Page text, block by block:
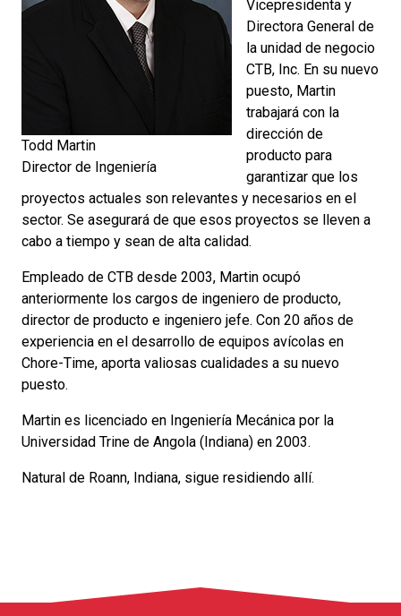
Todd Martin
Director de Ingeniería
Vicepresidenta y
Directora General de
la unidad de negocio
CTB, Inc. En su nuevo
puesto, Martin
trabajará con la
dirección de
producto para
garantizar que los
proyectos actuales son relevantes y necesarios en el
sector. Se asegurará de que esos proyectos se lleven a
cabo a tiempo y sean de alta calidad.
Empleado de CTB desde 2003, Martin ocupó
anteriormente los cargos de ingeniero de producto,
director de producto e ingeniero jefe. Con 20 años de
experiencia en el desarrollo de equipos avícolas en
Chore-Time, aporta valiosas cualidades a su nuevo
puesto.
Martin es licenciado en Ingeniería Mecánica por la
Universidad Trine de Angola (Indiana) en 2003.
Natural de Roann, Indiana, sigue residiendo allí.